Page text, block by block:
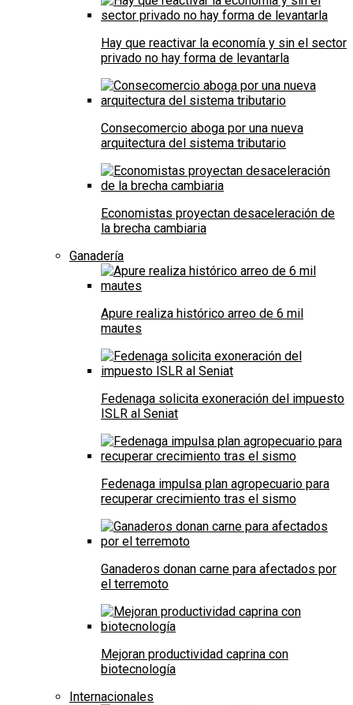
Hay que reactivar la economía y sin el sector
privado no hay forma de levantarla
Consecomercio aboga por una nueva
arquitectura del sistema tributario
Economistas proyectan desaceleración de
la brecha cambiaria
Ganadería
Apure realiza histórico arreo de 6 mil
mautes
Fedenaga solicita exoneración del impuesto
ISLR al Seniat
Fedenaga impulsa plan agropecuario para
recuperar crecimiento tras el sismo
Ganaderos donan carne para afectados por
el terremoto
Mejoran productividad caprina con
biotecnología
Internacionales